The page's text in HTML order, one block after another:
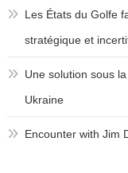
Les États du Golfe
stratégique et
Une solution sous
Ukraine
Encounter with Jim